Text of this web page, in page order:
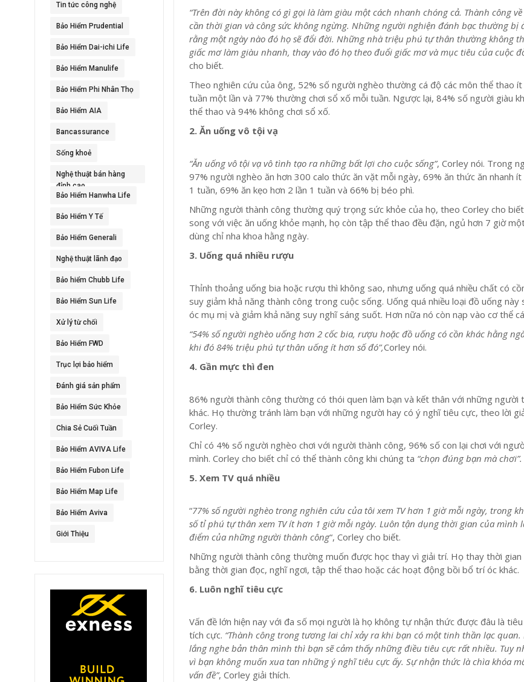
Tin tức công nghệ
Bảo Hiểm Prudential
Bảo Hiểm Dai-ichi Life
Bảo Hiểm Manulife
Bảo Hiểm Phi Nhân Thọ
Bảo Hiểm AIA
Bancassurance
Sống khoẻ
Nghệ thuật bán hàng
đỉnh cao
Bảo Hiểm Hanwha Life
Bảo Hiểm Y Tế
Bảo Hiểm Generali
Nghệ thuật lãnh đạo
Bảo hiểm Chubb Life
Bảo Hiểm Sun Life
Xử lý từ chối
Bảo Hiểm FWD
Trục lợi bảo hiểm
Đánh giá sản phẩm
Bảo Hiểm Sức Khỏe
Chia Sẻ Cuối Tuần
Bảo Hiểm AVIVA Life
Bảo Hiểm Fubon Life
Bảo Hiểm Map Life
Bảo Hiểm Aviva
Giới Thiệu
“Trên đời này không có gì gọi là làm giàu một cách nhanh chóng cả. Thành công
cần thời gian và công sức không ngừng. Những người nghiện đánh bạc thường bị
rằng một ngày nào đó họ sẽ đổi đời. Những nhà triệu phú tự thân thường không
giấc mơ làm giàu nhanh, thay vào đó họ theo đuổi giấc mơ và mục tiêu của cuộc
cho biết.
Theo nghiên cứu của ông, 52% số người nghèo thường cá độ các môn thể thao
tuần một lần và 77% thường chơi sổ xố mỗi tuần. Ngược lại, 84% số người giàu
thể thao và 94% không chơi sổ xố.
2. Ăn uống vô tội vạ
“Ăn uống vô tội vạ vô tình tạo ra những bất lợi cho cuộc sống”, Corley nói. Trong
97% người nghèo ăn hơn 300 calo thức ăn vặt mỗi ngày, 69% ăn thức ăn nhanh ít
1 tuần, 69% ăn kẹo hơn 2 lần 1 tuần và 66% bị béo phì.
Những người thành công thường quý trọng sức khỏe của họ, theo Corley cho
song với việc ăn uống khỏe mạnh, họ còn tập thể thao đều đặn, ngủ hơn 7 giờ
dùng chỉ nha khoa hằng ngày.
3. Uống quá nhiều rượu
Thỉnh thoảng uống bia hoặc rượu thì không sao, nhưng uống quá nhiều chất có
suy giảm khả năng thành công trong cuộc sống. Uống quá nhiều loại đồ uống này
óc mụ mị và giảm khả năng suy nghĩ sáng suốt. Hơn nữa nó còn nạp vào cơ thể
“54% số người nghèo uống hơn 2 cốc bia, rượu hoặc đồ uống có cồn khác hằng
khi đó 84% triệu phú tự thân uống ít hơn số đó”,Corley nói.
4. Gần mực thì đen
86% người thành công thường có thói quen làm bạn và kết thân với những người
khác. Họ thường tránh làm bạn với những người hay có ý nghĩ tiêu cực, theo lời
Corley.
Chỉ có 4% số người nghèo chơi với người thành công, 96% số con lại chơi với
mình. Corley cho biết chỉ có thể thành công khi chúng ta “chọn đúng bạn mà chơi”.
5. Xem TV quá nhiều
“77% số người nghèo trong nghiên cứu của tôi xem TV hơn 1 giờ mỗi ngày, trong
số tỉ phú tự thân xem TV ít hơn 1 giờ mỗi ngày. Luôn tận dụng thời gian của mình
điểm của những người thành công“, Corley cho biết.
Những người thành công thường muốn được học thay vì giải trí. Họ thay thời gian
bằng thời gian đọc, nghĩ ngơi, tập thể thao hoặc các hoạt động bồi bổ trí óc khác.
6. Luôn nghĩ tiêu cực
Vấn đề lớn hiện nay với đa số mọi người là họ không tự nhận thức được đâu là
tích cực. “Thành công trong tương lai chỉ xảy ra khi bạn có một tinh thần lạc quan.
lắng nghe bản thân mình thì bạn sẽ cảm thấy những điều tiêu cực rất nhiều. Tuy
vì bạn không muốn xua tan những ý nghĩ tiêu cực ấy. Sự nhận thức là chìa khóa
vấn đề”, Corley giải thích.